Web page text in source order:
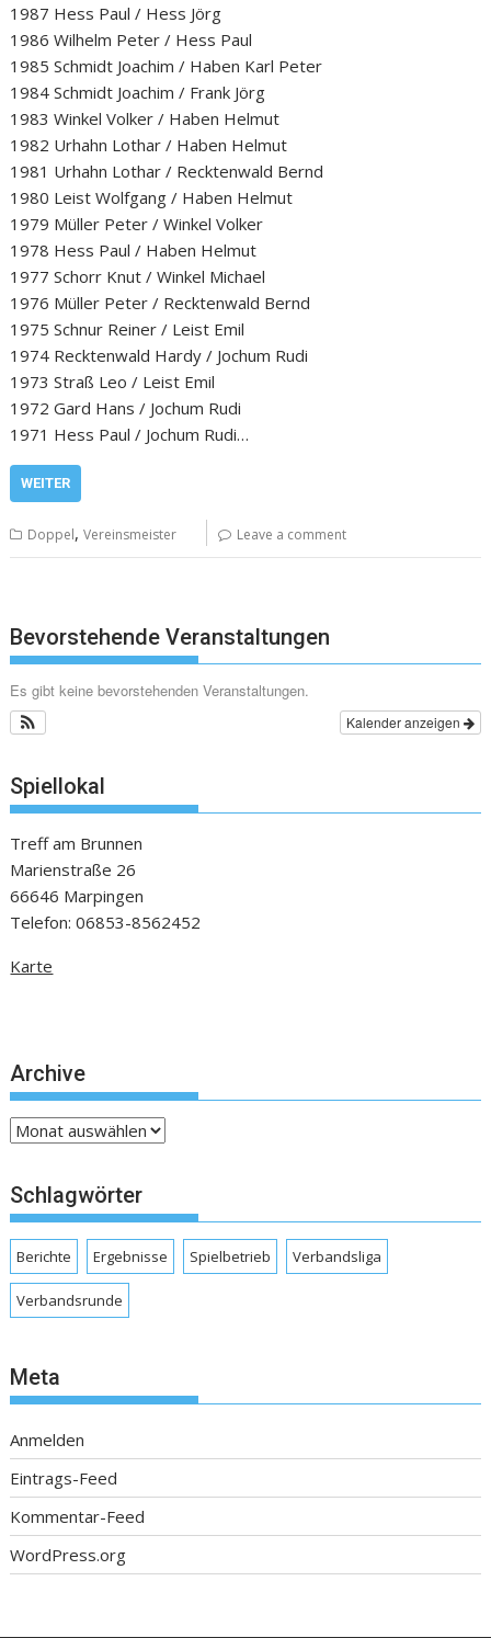
1987 Hess Paul / Hess Jörg
1986 Wilhelm Peter / Hess Paul
1985 Schmidt Joachim / Haben Karl Peter
1984 Schmidt Joachim / Frank Jörg
1983 Winkel Volker / Haben Helmut
1982 Urhahn Lothar / Haben Helmut
1981 Urhahn Lothar / Recktenwald Bernd
1980 Leist Wolfgang / Haben Helmut
1979 Müller Peter / Winkel Volker
1978 Hess Paul / Haben Helmut
1977 Schorr Knut / Winkel Michael
1976 Müller Peter / Recktenwald Bernd
1975 Schnur Reiner / Leist Emil
1974 Recktenwald Hardy / Jochum Rudi
1973 Straß Leo / Leist Emil
1972 Gard Hans / Jochum Rudi
1971 Hess Paul / Jochum Rudi…
WEITER
Doppel,Vereinsmeister Leave a comment
Bevorstehende Veranstaltungen
Es gibt keine bevorstehenden Veranstaltungen.
Kalender anzeigen
Spiellokal
Treff am Brunnen
Marienstraße 26
66646 Marpingen
Telefon: 06853-8562452
Karte
Archive
Archive
Schlagwörter
Berichte Ergebnisse Spielbetrieb Verbandsliga
Verbandsrunde
Meta
Anmelden
Eintrags-Feed
Kommentar-Feed
WordPress.org